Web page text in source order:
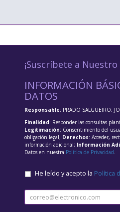
¡Suscríbete a
INFORMACIÓN
DATOS
Responsable: PRADO SALGUEIRO,
Finalidad: Responder las consultas
Legitimación: Consentimiento del
obligación legal; Derechos: Acceder,
información adicional; Información
Datos en nuestra Política de Privacidad.
He leído y acepto la Política